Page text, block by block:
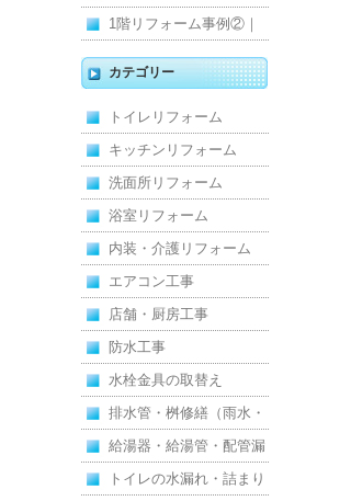
ン防水工事
備住宅リフォーム
1階リフォーム事例②｜
キッチン・床・収納を一
新し、扉新設で動線を整
えた全面改修
カテゴリー
トイレリフォーム
キッチンリフォーム
洗面所リフォーム
浴室リフォーム
内装・介護リフォーム
エアコン工事
店舗・厨房工事
防水工事
水栓金具の取替え
排水管・桝修繕（雨水・
汚水）
給湯器・給湯管・配管漏
れ
トイレの水漏れ・詰まり